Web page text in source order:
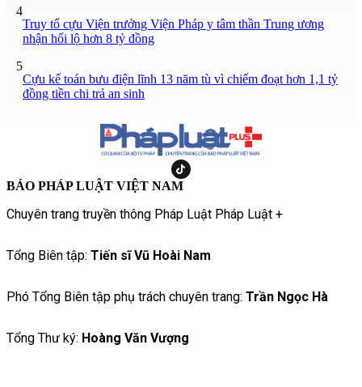
4
Truy tố cựu Viện trưởng Viện Pháp y tâm thần Trung ương
nhận hối lộ hơn 8 tỷ đồng
5
Cựu kế toán bưu điện lĩnh 13 năm tù vì chiếm đoạt hơn 1,1 tỷ
đồng tiền chi trả an sinh
BÁO PHÁP LUẬT VIỆT NAM
Chuyên trang truyền thông Pháp Luật Pháp Luật +
Tổng Biên tập: Tiến sĩ Vũ Hoài Nam
Phó Tổng Biên tập phụ trách chuyên trang: Trần Ngọc Hà
Tổng Thư ký: Hoàng Văn Vượng